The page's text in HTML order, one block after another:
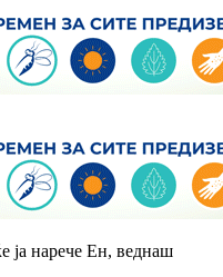
ја нарече Ен, веднаш